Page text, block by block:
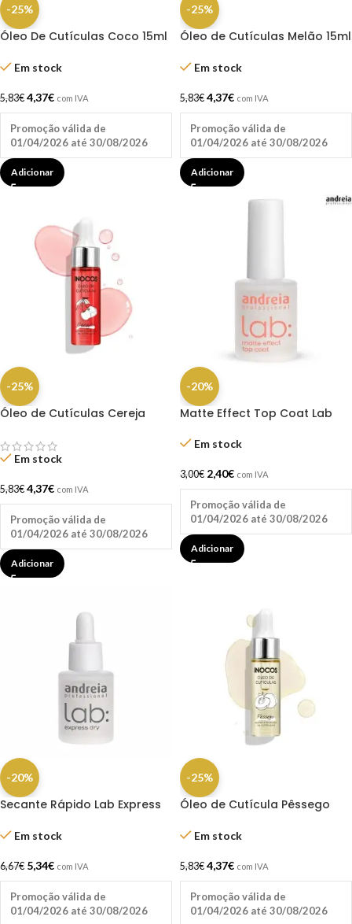
-25%
Óleo De Cutículas Coco 15ml
Em stock
5,83€ 4,37€ com IVA
Promoção válida de
01/04/2026 até 30/08/2026
Adicionar
-25%
Óleo de Cutículas Melão 15ml
Em stock
5,83€ 4,37€ com IVA
Promoção válida de
01/04/2026 até 30/08/2026
Adicionar
-25%
Óleo de Cutículas Cereja
Em stock
5,83€ 4,37€ com IVA
Promoção válida de
01/04/2026 até 30/08/2026
Adicionar
-20%
Matte Effect Top Coat Lab
Em stock
3,00€ 2,40€ com IVA
Promoção válida de
01/04/2026 até 30/08/2026
Adicionar
-20%
Secante Rápido Lab Express
Em stock
6,67€ 5,34€ com IVA
Promoção válida de
01/04/2026 até 30/08/2026
-25%
Óleo de Cutícula Pêssego
Em stock
5,83€ 4,37€ com IVA
Promoção válida de
01/04/2026 até 30/08/2026